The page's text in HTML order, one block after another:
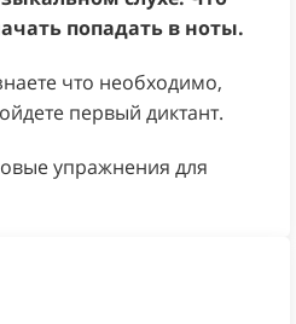
попадать в ноты.
что необходимо,
первый диктант.
упражнения для